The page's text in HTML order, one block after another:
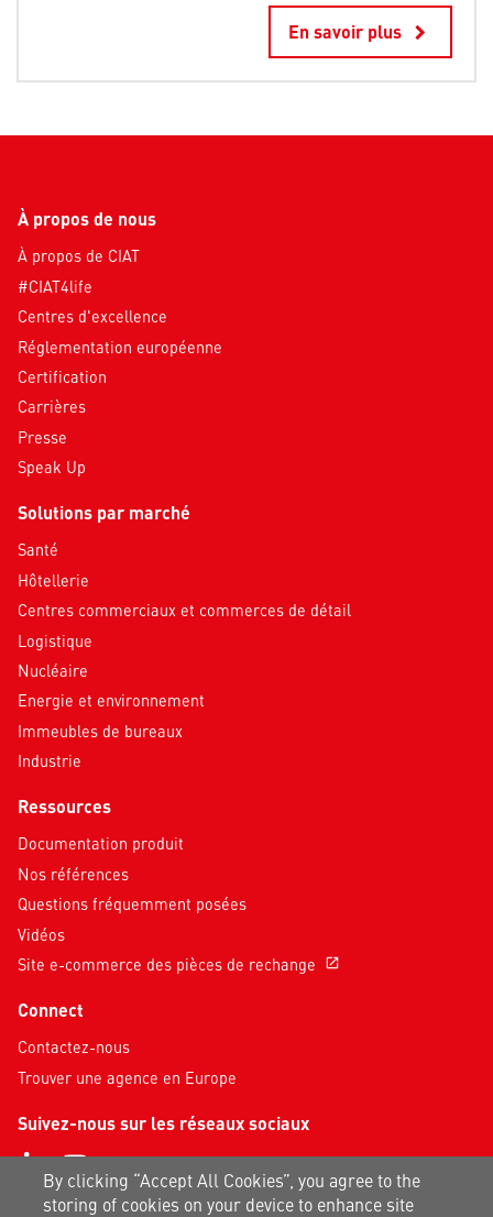
En savoir plus keyboard_arrow_right
À propos de nous
À propos de CIAT
#CIAT4life
Centres d'excellence
Réglementation européenne
Certification
Carrières
Presse
Speak Up
Solutions par marché
Santé
Hôtellerie
Centres commerciaux et commerces de détail
Logistique
Nucléaire
Energie et environnement
Immeubles de bureaux
Industrie
Ressources
Documentation produit
Nos références
Questions fréquemment posées
Vidéos
Site e-commerce des pièces de rechange
open_in_new
Connect
Contactez-nous
Trouver une agence en Europe
Suivez-nous sur les réseaux sociaux
By clicking “Accept All Cookies”, you agree to the
storing of cookies on your device to enhance site